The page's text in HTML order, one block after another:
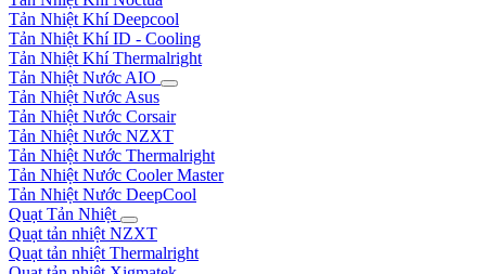
Tản Nhiệt Khí Deepcool
Tản Nhiệt Khí ID - Cooling
Tản Nhiệt Khí Thermalright
Tản Nhiệt Nước AIO
Tản Nhiệt Nước Asus
Tản Nhiệt Nước Corsair
Tản Nhiệt Nước NZXT
Tản Nhiệt Nước Thermalright
Tản Nhiệt Nước Cooler Master
Tản Nhiệt Nước DeepCool
Quạt Tản Nhiệt
Quạt tản nhiệt NZXT
Quạt tản nhiệt Thermalright